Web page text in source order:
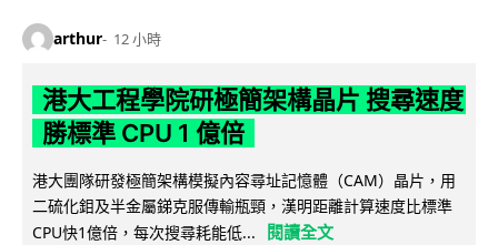
arthur 12 小時
港大工程學院研極簡架構晶片 搜尋速度
勝標準 CPU 1 億倍
港大團隊研發極簡架構模擬內容尋址記憶體（CAM）晶片，用
二硫化鉬及半金屬銻克服傳輸瓶頸，漢明距離計算速度比標準
CPU快1億倍，每次搜尋耗能低...
閱讀全文